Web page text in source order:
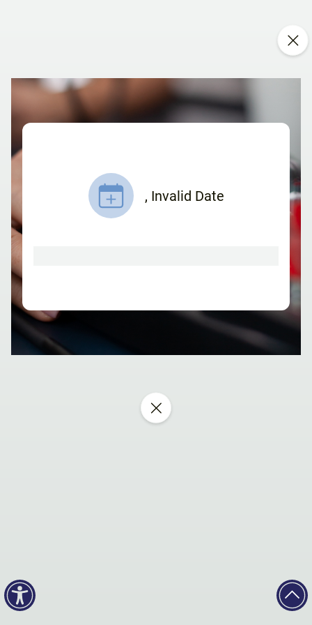
, Invalid Date